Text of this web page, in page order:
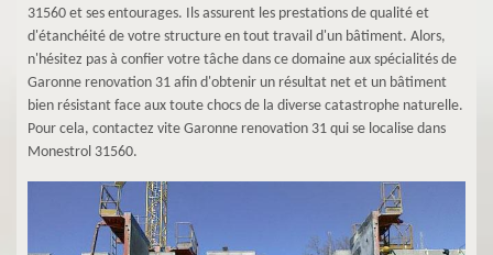
31560 et ses entourages. Ils assurent les prestations de qualité et
d'étanchéité de votre structure en tout travail d'un bâtiment. Alors,
n'hésitez pas à confier votre tâche dans ce domaine aux spécialités de
Garonne renovation 31 afin d'obtenir un résultat net et un bâtiment
bien résistant face aux toute chocs de la diverse catastrophe naturelle.
Pour cela, contactez vite Garonne renovation 31 qui se localise dans
Monestrol 31560.